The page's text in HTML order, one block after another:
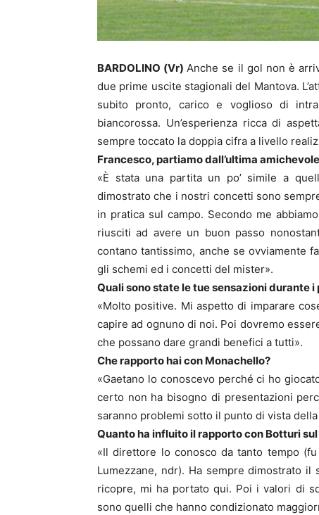
BARDOLINO (Vr)Anche se il gol non è
due prime uscite stagionali del Mantova.
subito pronto, carico e voglioso di
biancorossa. Un’esperienza ricca di
sempre toccato la doppia cifra a livello
Francesco, partiamo dall’ultima
«È stata una partita un po’ simile a
dimostrato che i nostri concetti sono
in pratica sul campo. Secondo me
riusciti ad avere un buon passo
contano tantissimo, anche se ovviamente
gli schemi ed i concetti del mister».
Quali sono state le tue sensazioni durante
«Molto positive. Mi aspetto di imparare
capire ad ognuno di noi. Poi dovremo
che possano dare grandi benefici a tutti».
Che rapporto hai con Monachello?
«Gaetano lo conoscevo perché ci ho
certo non ha bisogno di presentazioni
saranno problemi sotto il punto di vista
Quanto ha influito il rapporto con Botturi
«Il direttore lo conosco da tanto tempo
Lumezzane, ndr). Ha sempre dimostrato
ricopre, mi ha portato qui. Poi i valori di
sono quelli che hanno condizionato